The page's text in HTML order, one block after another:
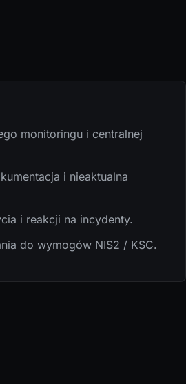
monitoringu i centralnej
i nieaktualna
i reakcji na incydenty.
do wymogów NIS2 / KSC.